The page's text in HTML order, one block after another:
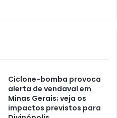
Ciclone-bomba provoca
alerta de vendaval em
Minas Gerais; veja os
impactos previstos para